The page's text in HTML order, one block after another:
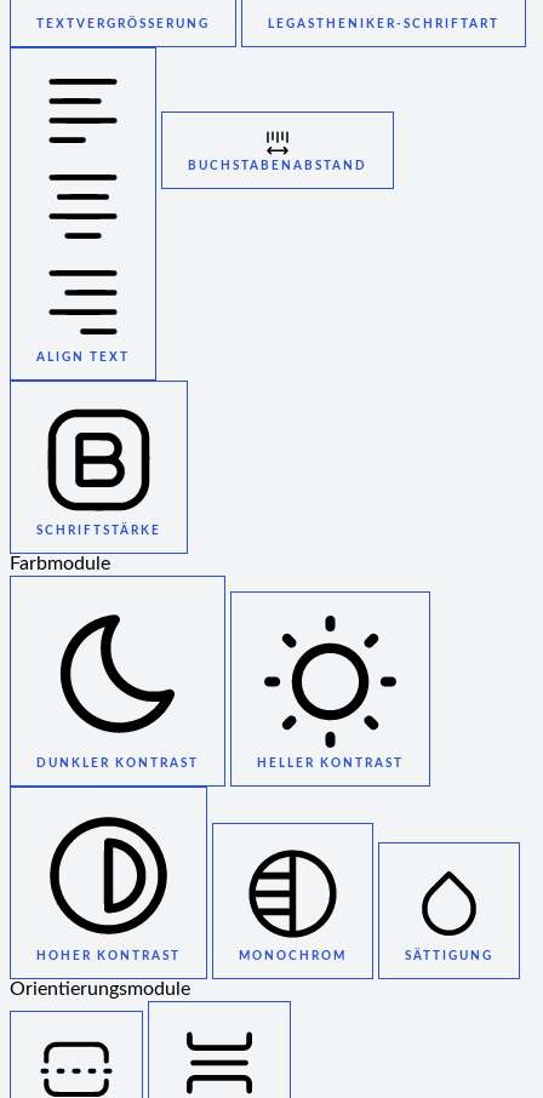
TEXTVERGRÖSSERUNG LEGASTHENIKER-SCHRIFTART
ALIGN TEXT
BUCHSTABENABSTAND
SCHRIFTSTÄRKE
Farbmodule
DUNKLER KONTRAST HELLER KONTRAST
HOHER KONTRAST MONOCHROM SÄTTIGUNG
Orientierungsmodule